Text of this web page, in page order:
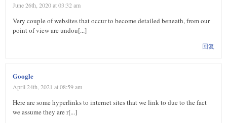
June 26th, 2020 at 03:32 am
Very couple of websites that occur to become detailed beneath, from our
point of view are undou[...]
回复
Google
April 24th, 2021 at 08:59 am
Here are some hyperlinks to internet sites that we link to due to the fact
we assume they are r[...]